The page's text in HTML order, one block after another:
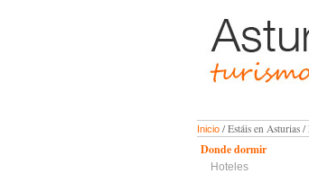
Inicio/ Estáis en Asturias /
Donde dormir
Hoteles